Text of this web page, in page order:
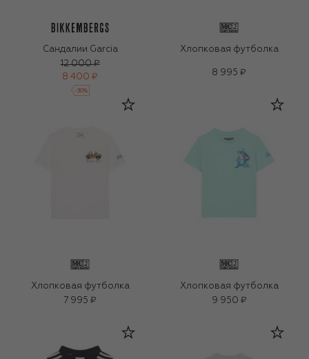
Сандалии Garcia
12 000 ₽
8 400 ₽
-30%
Хлопковая футболка
8 995 ₽
Хлопковая футболка
7 995 ₽
Хлопковая футболка
9 950 ₽